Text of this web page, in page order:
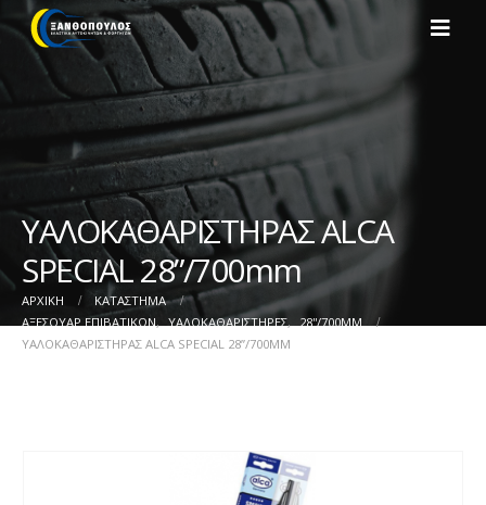
ΥΑΛΟΚΑΘΑΡIΣΤΗΡΑΣ ALCA
SPECIAL 28”/700mm
ΑΡΧΙΚΉ
ΚΑΤΆΣΤΗΜΑ
ΑΞΕΣΟΥΑΡ ΕΠΙΒΑΤΙΚΩΝ, ΥΑΛΟΚΑΘΑΡΙΣΤΗΡΕΣ, 28''/700MM
ΥΑΛΟΚΑΘΑΡIΣΤΗΡΑΣ ALCA SPECIAL 28”/700MM